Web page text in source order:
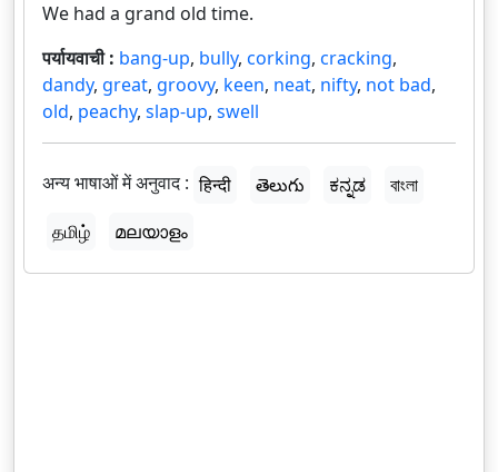
We had a grand old time.
पर्यायवाची : bang-up, bully, corking, cracking,
dandy, great, groovy, keen, neat, nifty, not bad,
old, peachy, slap-up, swell
अन्य भाषाओं में अनुवाद : हिन्दी తెలుగు ಕನ್ನಡ
বাংলা
தமிழ்
മലയാളം